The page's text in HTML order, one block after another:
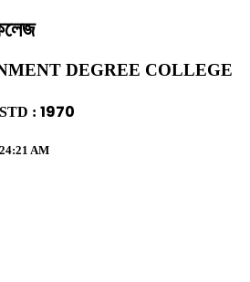
DEGREE COLLEGE
: 1970
AM